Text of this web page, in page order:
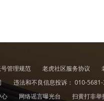
管理规范 老虎社区服务协议
违法和不良信息投诉： 010-
心 网络谣言曝光台
扫黄打非